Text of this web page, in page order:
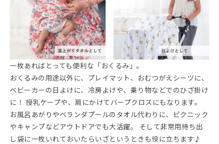
一枚あればとっても便利な「おくるみ」。
おくるみの用途以外に、プレイマット、おむつがえシーツに、
ベビーカーの日よけに、冷房よけや、乗り物などでのひざ掛け
に！ 授乳ケープや、肩にかけてバープクロスにもなります。
お風呂あがりやベランダプールのタオル代わりに、ピクニック
やキャンプなどアウトドアでも大活躍。 そして非常用持ち出
し袋に一枚いれておいたらいざというときも役に立ちます♪